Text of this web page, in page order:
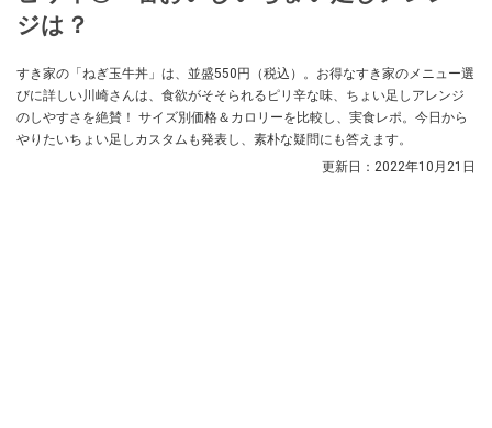
ジは？
すき家の「ねぎ玉牛丼」は、並盛550円（税込）。お得なすき家のメニュー選
びに詳しい川崎さんは、食欲がそそられるピリ辛な味、ちょい足しアレンジ
のしやすさを絶賛！ サイズ別価格＆カロリーを比較し、実食レポ。今日から
やりたいちょい足しカスタムも発表し、素朴な疑問にも答えます。
更新日： 2022年10月21日